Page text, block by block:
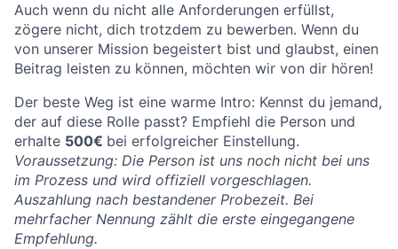
Auch wenn du nicht alle Anforderungen erfüllst,
zögere nicht, dich trotzdem zu bewerben. Wenn du
von unserer Mission begeistert bist und glaubst, einen
Beitrag leisten zu können, möchten wir von dir hören!
Der beste Weg ist eine warme Intro: Kennst du jemand,
der auf diese Rolle passt? Empfiehl die Person und
erhalte 500€ bei erfolgreicher Einstellung.
Voraussetzung: Die Person ist uns noch nicht bei uns
im Prozess und wird offiziell vorgeschlagen.
Auszahlung nach bestandener Probezeit. Bei
mehrfacher Nennung zählt die erste eingegangene
Empfehlung.